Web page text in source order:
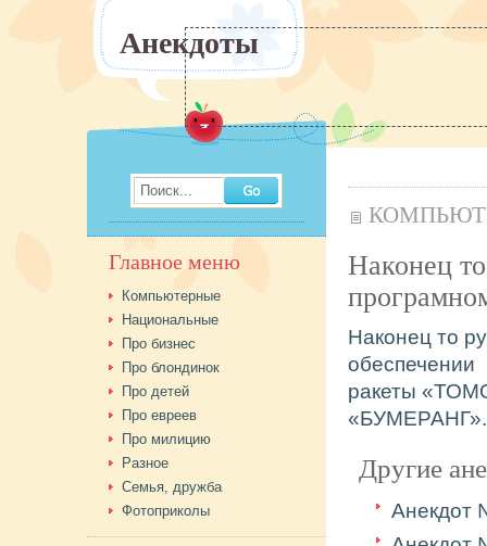
Анекдоты
Наконец
Наконец то
обеспечении
ракеты
«БУМЕРАНГ».
Другие
Поиск...
Главное меню
Компьютерные
Национальные
Про бизнес
Про блондинок
Про детей
Про евреев
Про милицию
Разное
Семья, дружба
Фотоприколы